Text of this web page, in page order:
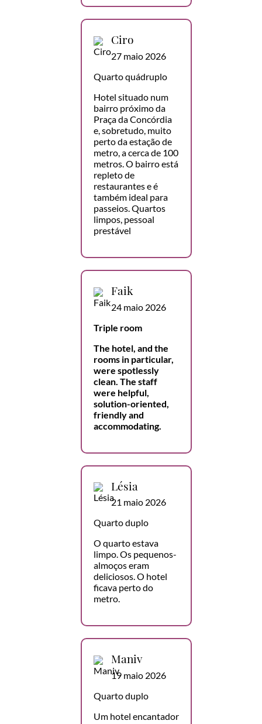
Ciro
27 maio 2026
Quarto quádruplo
Hotel situado num
bairro próximo da
Praça da Concórdia
e, sobretudo, muito
perto da estação de
metro, a cerca de 100
metros. O bairro está
repleto de
restaurantes e é
também ideal para
passeios. Quartos
limpos, pessoal
prestável
Faik
24 maio 2026
Triple room
The hotel, and the
rooms in particular,
were spotlessly
clean. The staff
were helpful,
solution-oriented,
friendly and
accommodating.
Lésia
21 maio 2026
Quarto duplo
O quarto estava
limpo. Os pequenos-
almoços eram
deliciosos. O hotel
ficava perto do
metro.
Maniv
19 maio 2026
Quarto duplo
Um hotel encantador